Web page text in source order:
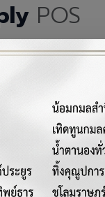
POS
าพสูงสำหรับระบบ